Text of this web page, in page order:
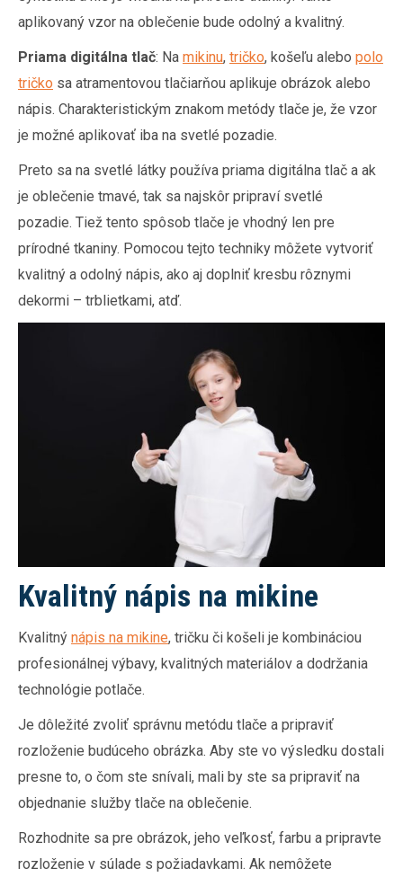
aplikovaný vzor na oblečenie bude odolný a kvalitný.
Priama digitálna tlač: Na mikinu, tričko, košeľu alebo polo
tričko sa atramentovou tlačiarňou aplikuje obrázok alebo
nápis. Charakteristickým znakom metódy tlače je, že vzor
je možné aplikovať iba na svetlé pozadie.
Preto sa na svetlé látky používa priama digitálna tlač a ak
je oblečenie tmavé, tak sa najskôr pripraví svetlé
pozadie. Tiež tento spôsob tlače je vhodný len pre
prírodné tkaniny. Pomocou tejto techniky môžete vytvoriť
kvalitný a odolný nápis, ako aj doplniť kresbu rôznymi
dekormi – trblietkami, atď.
Kvalitný nápis na mikine
Kvalitný nápis na mikine, tričku či košeli je kombináciou
profesionálnej výbavy, kvalitných materiálov a dodržania
technológie potlače.
Je dôležité zvoliť správnu metódu tlače a pripraviť
rozloženie budúceho obrázka. Aby ste vo výsledku dostali
presne to, o čom ste snívali, mali by ste sa pripraviť na
objednanie služby tlače na oblečenie.
Rozhodnite sa pre obrázok, jeho veľkosť, farbu a pripravte
rozloženie v súlade s požiadavkami. Ak nemôžete